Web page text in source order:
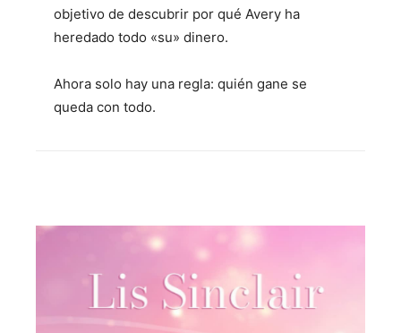
objetivo de descubrir por qué Avery ha
heredado todo «su» dinero.
Ahora solo hay una regla: quién gane se
queda con todo.